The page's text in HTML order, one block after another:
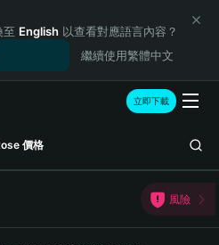
至 English 以查看對應語言內容？
繼續使用繁體中文
立即下載
價格
風險